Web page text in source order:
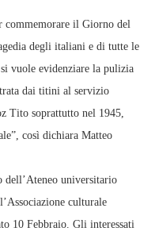
commemorare il Giorno del
degli italiani e di tutte le
vuole evidenziare la pulizia
dai titini al servizio
Tito soprattutto nel 1945,
così dichiara Matteo
dell’Ateneo universitario
culturale
10 Febbraio. Gli interessati